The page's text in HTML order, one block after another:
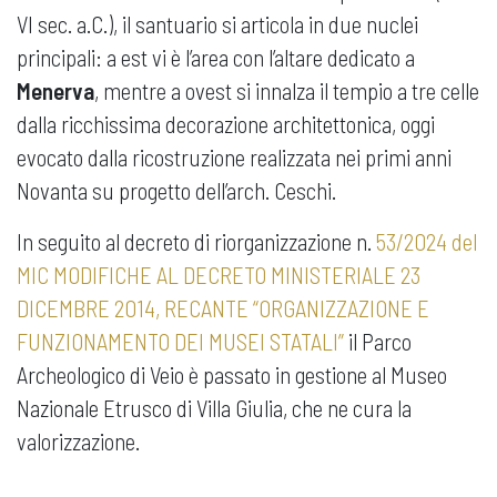
VI sec. a.C.), il santuario si articola in due nuclei
principali: a est vi è l’area con l’altare dedicato a
Menerva, mentre a ovest si innalza il tempio a tre celle
dalla ricchissima decorazione architettonica, oggi
evocato dalla ricostruzione realizzata nei primi anni
Novanta su progetto dell’arch. Ceschi.
In seguito al decreto di riorganizzazione n. 53/2024 del
MIC MODIFICHE AL DECRETO MINISTERIALE 23
DICEMBRE 2014, RECANTE “ORGANIZZAZIONE E
FUNZIONAMENTO DEI MUSEI STATALI” il Parco
Archeologico di Veio è passato in gestione al Museo
Nazionale Etrusco di Villa Giulia, che ne cura la
valorizzazione.